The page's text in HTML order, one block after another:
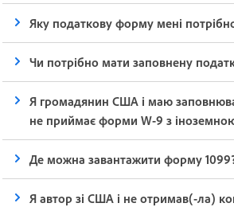
Яку податкову форму мені
Чи потрібно мати заповнену
Я громадянин США і маю
не приймає форми W-9 з
Де можна завантажити форму
Я автор зі США і не отримав(-ла)